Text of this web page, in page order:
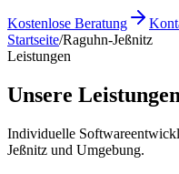
Kostenlose Beratung
Startseite/Raguhn-Jeßnitz
Leistungen
Unsere
Individuelle
Jeßnitz und Umgebung.